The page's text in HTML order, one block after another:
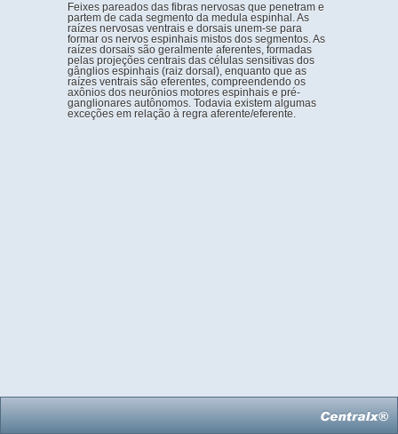
Feixes pareados das fibras nervosas que penetram e
partem de cada segmento da medula espinhal. As
raízes nervosas ventrais e dorsais unem-se para
formar os nervos espinhais mistos dos segmentos. As
raízes dorsais são geralmente aferentes, formadas
pelas projeções centrais das células sensitivas dos
gânglios espinhais (raiz dorsal), enquanto que as
raízes ventrais são eferentes, compreendendo os
axônios dos neurônios motores espinhais e pré-
ganglionares autônomos. Todavia existem algumas
exceções em relação à regra aferente/eferente.